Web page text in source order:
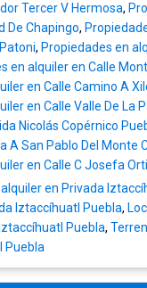
Tercer V Hermosa,
De Chapingo,
, Propiedades en
en alquiler en Calle
en Calle Camino A
en Calle Valle De La
Nicolás Copérnico
A San Pablo Del Monte
en Calle C Josefa
en Privada
Iztaccíhuatl Puebla,
Puebla,
Puebla